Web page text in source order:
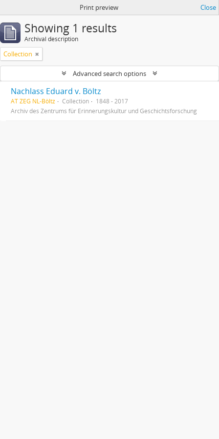
Print preview Close
Showing 1 results
Archival description
Collection
Advanced search options
Nachlass Eduard v. Böltz
AT ZEG NL-Böltz Collection
1848 - 2017
Archiv des Zentrums für Erinnerungskultur und Geschichtsforschung